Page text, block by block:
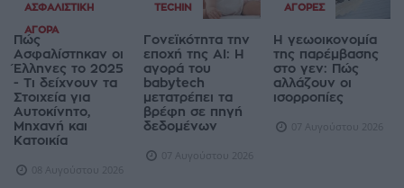
ΑΣΦΑΛΙΣΤΙΚΉ
ΑΓΟΡΆ
Πώς
Ασφαλίστηκαν οι
Έλληνες το 2025
- Τι δείχνουν τα
Στοιχεία για
Αυτοκίνητο,
Μηχανή και
Κατοικία
08 Αυγούστου 2026
TECHIN
Γονεϊκότητα την
εποχή της AI: Η
αγορά του
babytech
μετατρέπει τα
βρέφη σε πηγή
δεδομένων
07 Αυγούστου 2026
ΑΓΟΡΈΣ
Η γεωοικονομία
της παρέμβασης
στο γεν: Πώς
αλλάζουν οι
ισορροπίες
07 Αυγούστου 2026